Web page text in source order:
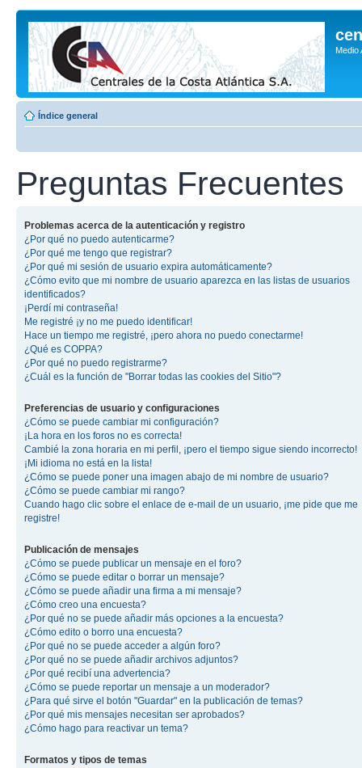
Medio
Índice general
Preguntas Frecuentes
Problemas acerca de la autenticación y registro
¿Por qué no puedo autenticarme?
¿Por qué me tengo que registrar?
¿Por qué mi sesión de usuario expira automáticamente?
¿Cómo evito que mi nombre de usuario aparezca en las listas de usuarios
identificados?
¡Perdí mi contraseña!
Me registré ¡y no me puedo identificar!
Hace un tiempo me registré, ¡pero ahora no puedo conectarme!
¿Qué es COPPA?
¿Por qué no puedo registrarme?
¿Cuál es la función de "Borrar todas las cookies del Sitio"?
Preferencias de usuario y configuraciones
¿Cómo se puede cambiar mi configuración?
¡La hora en los foros no es correcta!
Cambié la zona horaria en mi perfil, ¡pero el tiempo sigue siendo incorrecto!
¡Mi idioma no está en la lista!
¿Cómo se puede poner una imagen abajo de mi nombre de usuario?
¿Cómo se puede cambiar mi rango?
Cuando hago clic sobre el enlace de e-mail de un usuario, ¡me pide que me
registre!
Publicación de mensajes
¿Cómo se puede publicar un mensaje en el foro?
¿Cómo se puede editar o borrar un mensaje?
¿Cómo se puede añadir una firma a mi mensaje?
¿Cómo creo una encuesta?
¿Por qué no se puede añadir más opciones a la encuesta?
¿Cómo edito o borro una encuesta?
¿Por qué no se puede acceder a algún foro?
¿Por qué no se puede añadir archivos adjuntos?
¿Por qué recibí una advertencia?
¿Cómo se puede reportar un mensaje a un moderador?
¿Para qué sirve el botón "Guardar" en la publicación de temas?
¿Por qué mis mensajes necesitan ser aprobados?
¿Cómo hago para reactivar un tema?
Formatos y tipos de temas